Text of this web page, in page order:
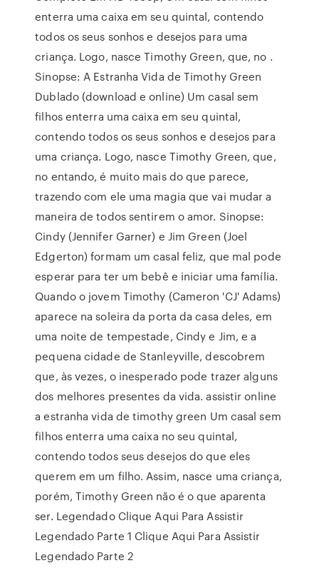
enterra uma caixa em seu quintal, contendo
todos os seus sonhos e desejos para uma
criança. Logo, nasce Timothy Green, que, no .
Sinopse: A Estranha Vida de Timothy Green
Dublado (download e online) Um casal sem
filhos enterra uma caixa em seu quintal,
contendo todos os seus sonhos e desejos para
uma criança. Logo, nasce Timothy Green, que,
no entando, é muito mais do que parece,
trazendo com ele uma magia que vai mudar a
maneira de todos sentirem o amor. Sinopse:
Cindy (Jennifer Garner) e Jim Green (Joel
Edgerton) formam um casal feliz, que mal pode
esperar para ter um bebê e iniciar uma família.
Quando o jovem Timothy (Cameron 'CJ' Adams)
aparece na soleira da porta da casa deles, em
uma noite de tempestade, Cindy e Jim, e a
pequena cidade de Stanleyville, descobrem
que, às vezes, o inesperado pode trazer alguns
dos melhores presentes da vida. assistir online
a estranha vida de timothy green Um casal sem
filhos enterra uma caixa no seu quintal,
contendo todos seus desejos do que eles
querem em um filho. Assim, nasce uma criança,
porém, Timothy Green não é o que aparenta
ser. Legendado Clique Aqui Para Assistir
Legendado Parte 1 Clique Aqui Para Assistir
Legendado Parte 2